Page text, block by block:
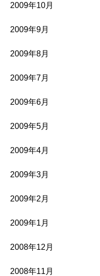
2009年10月
2009年9月
2009年8月
2009年7月
2009年6月
2009年5月
2009年4月
2009年3月
2009年2月
2009年1月
2008年12月
2008年11月